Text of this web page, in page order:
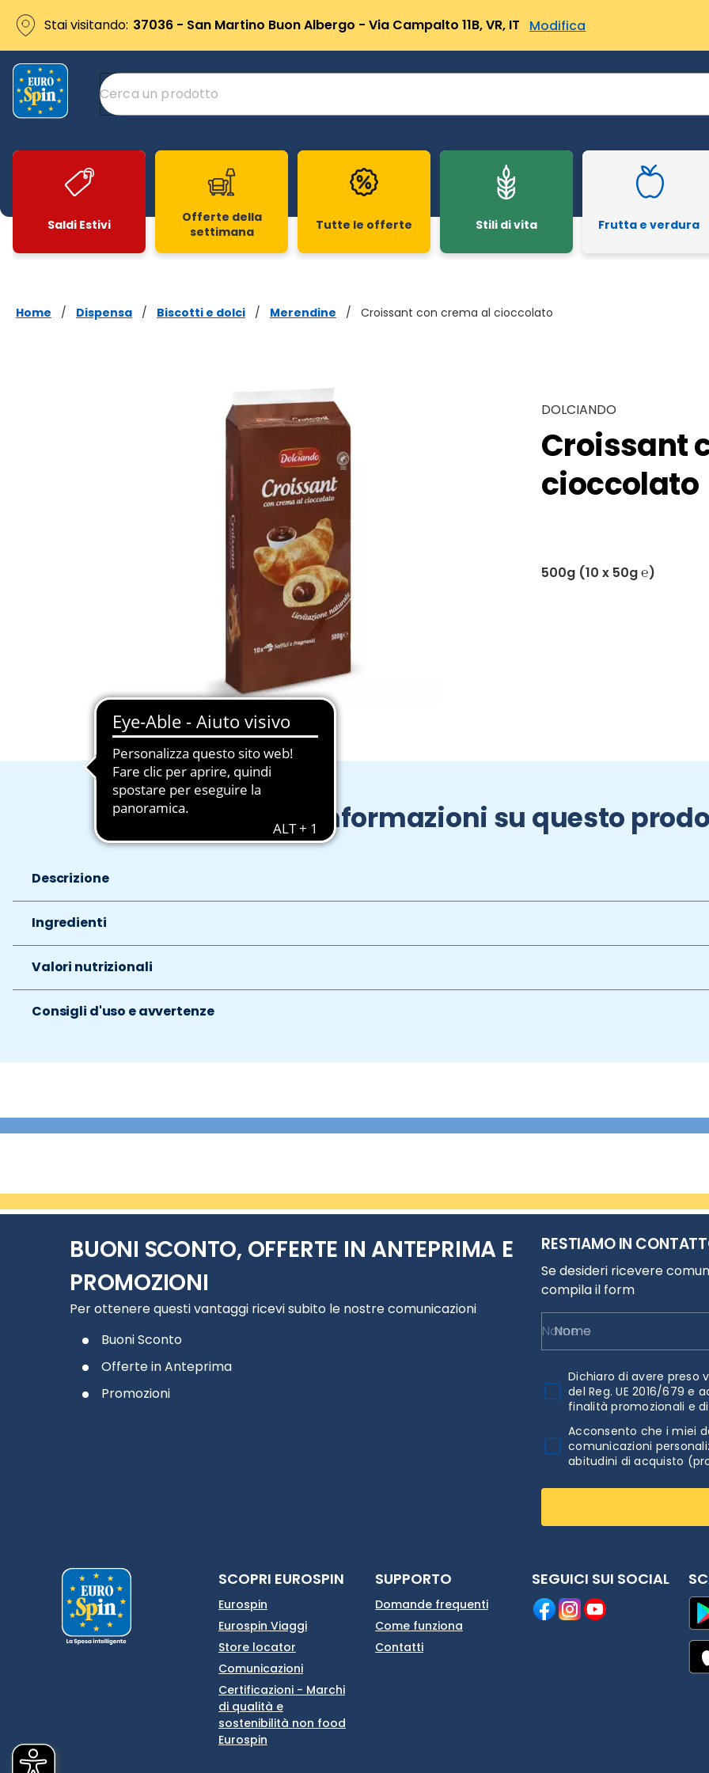
Stai visitando: 37036 - San Martino Buon Albergo - Via Campalto 11B, VR, IT Modifica
Saldi Estivi
Offerte della
settimana
Tutte le offerte Stili di vita Frutta e verdura
Home / Dispensa / Biscotti e dolci / Merendine / Croissant con crema al cioccolato
DOLCIANDO
Croissant
cioccolato
500g (10 x 50g ℮)
Informazioni su questo
Descrizione
Ingredienti
Valori nutrizionali
Consigli d'uso e avvertenze
BUONI SCONTO, OFFERTE IN ANTEPRIMA E
PROMOZIONI
Per ottenere questi vantaggi ricevi subito le nostre comunicazioni
Buoni Sconto
Offerte in Anteprima
Promozioni
RESTIAMO IN
Se desideri ricevere
compila il form
Nome
Dichiaro di avere preso
del Reg. UE 2016/679
finalità promozionali e
Acconsento che i miei
comunicazioni
abitudini di acquisto
SCOPRI EUROSPIN
Eurospin
Eurospin Viaggi
Store locator
Comunicazioni
Certificazioni - Marchi
di qualità e
sostenibilità non food
Eurospin
SUPPORTO
Domande frequenti
Come funziona
Contatti
SEGUICI SUI SOCIAL